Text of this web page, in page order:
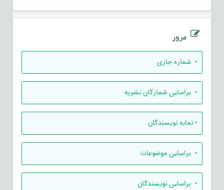
مرور
• شماره جاری
• براساس شمارگان نشریه
•نمایه نویسندگان
• براساس موضوعات
• براساس نویسندگان